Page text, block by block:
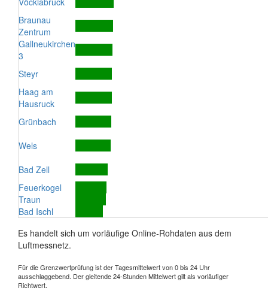
Braunau
Zentrum
Gallneukirchen
3
Steyr
Haag am
Hausruck
Grünbach
Wels
Bad Zell
Feuerkogel
Traun
Bad Ischl
Es handelt sich um vorläufige Online-Rohdaten aus dem
Luftmessnetz.
Für die Grenzwertprüfung ist der Tagesmittelwert von 0 bis 24 Uhr
ausschlaggebend. Der gleitende 24-Stunden Mittelwert gilt als vorläufiger
Richtwert.